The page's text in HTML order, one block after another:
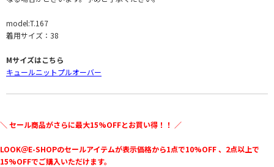
model:T.167
着用サイズ：38
Mサイズはこちら
キュールニットプルオーバー
＼ セール商品がさらに最大15%OFFとお買い得！！ ／
LOOK＠E-SHOPのセールアイテムが表示価格から1点で10%OFF 、2点以上で
15%OFFでご購入いただけます。